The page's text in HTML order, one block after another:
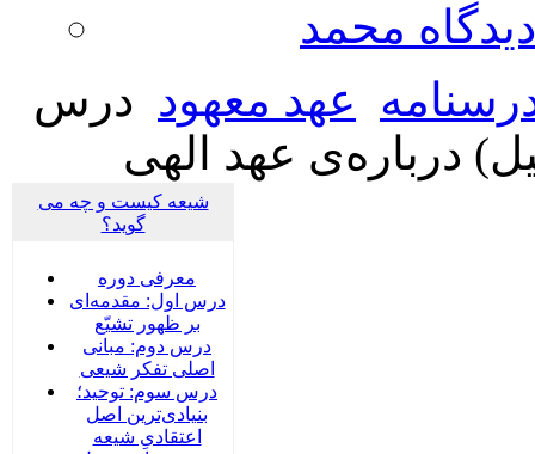
محمد
عهد معهود درس
درباره‌ی عهد الهی
شیعه کیست و چه می
گوید؟
معرفی دوره
درس اول: مقدمه‌ای
بر ظهور تشیّع
درس دوم: مبانی
اصلی تفکر شیعی
درس سوم: توحید؛
بنیادی‌‌ترین اصل
اعتقادیِ شیعه